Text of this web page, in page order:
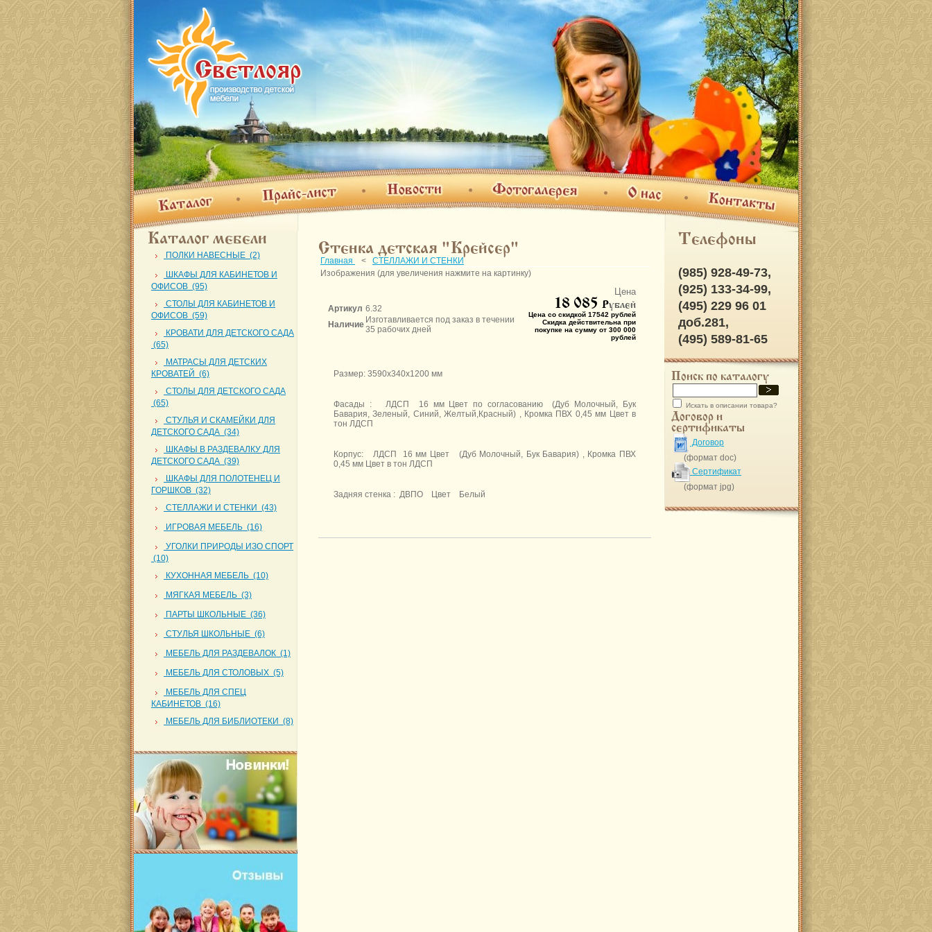
Каталог
Прайс-лист
Контакты
Каталог мебели
ПОЛКИ НАВЕСНЫЕ (2)
ШКАФЫ ДЛЯ КАБИНЕТОВ И
ОФИСОВ (95)
СТОЛЫ ДЛЯ КАБИНЕТОВ И
ОФИСОВ (59)
КРОВАТИ ДЛЯ ДЕТСКОГО САДА
(65)
МАТРАСЫ ДЛЯ ДЕТСКИХ
КРОВАТЕЙ (6)
СТОЛЫ ДЛЯ ДЕТСКОГО САДА
(65)
СТУЛЬЯ И СКАМЕЙКИ ДЛЯ
ДЕТСКОГО САДА (34)
ШКАФЫ В РАЗДЕВАЛКУ ДЛЯ
ДЕТСКОГО САДА (39)
ШКАФЫ ДЛЯ ПОЛОТЕНЕЦ И
ГОРШКОВ (32)
СТЕЛЛАЖИ И СТЕНКИ (43)
ИГРОВАЯ МЕБЕЛЬ (16)
УГОЛКИ ПРИРОДЫ ИЗО СПОРТ
(10)
КУХОННАЯ МЕБЕЛЬ (10)
МЯГКАЯ МЕБЕЛЬ (3)
ПАРТЫ ШКОЛЬНЫЕ (36)
СТУЛЬЯ ШКОЛЬНЫЕ (6)
МЕБЕЛЬ ДЛЯ РАЗДЕВАЛОК (1)
МЕБЕЛЬ ДЛЯ СТОЛОВЫХ (5)
МЕБЕЛЬ ДЛЯ СПЕЦ
КАБИНЕТОВ (16)
МЕБЕЛЬ ДЛЯ БИБЛИОТЕКИ (8)
Стенка детская "Крейсер"
Главная < СТЕЛЛАЖИ И СТЕНКИ
Изображения (для увеличения нажмите на картинку)
Артикул 6.32
Наличие Изготавливается под заказ в течении
35 рабочих дней
Цена
18 085 Pублей
Цена со скидкой 17542 рублей
Скидка действительна при
покупке на сумму от 300 000
рублей
Размер: 3590х340х1200 мм
Фасады : ЛДСП 16 мм Цвет по согласованию (Дуб Молочный, Бук
Бавария, Зеленый, Синий, Желтый,Красный) , Кромка ПВХ 0,45 мм Цвет в
тон ЛДСП
Корпус: ЛДСП 16 мм Цвет (Дуб Молочный, Бук Бавария) , Кромка ПВХ
0,45 мм Цвет в тон ЛДСП
Задняя стенка : ДВПО Цвет Белый
Телефоны
(985) 928-49-73,
(925) 133-34-99,
(495) 229 96 01
доб.281,
(495) 589-81-65
Поиск по каталогу
Искать в описании товара?
Договор и
сертификаты
Договор
(формат doc)
Сертификат
(формат jpg)